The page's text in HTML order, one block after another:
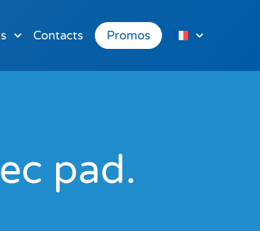
Contacts Promos
pad.